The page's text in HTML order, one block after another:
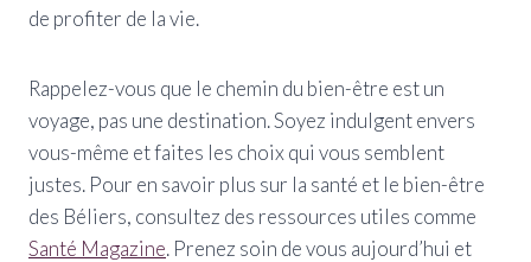
de profiter de la vie.
Rappelez-vous que le chemin du bien-être est un
voyage, pas une destination. Soyez indulgent envers
vous-même et faites les choix qui vous semblent
justes. Pour en savoir plus sur la santé et le bien-être
des Béliers, consultez des ressources utiles comme
Santé Magazine. Prenez soin de vous aujourd’hui et